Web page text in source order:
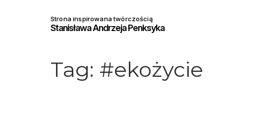
Strona inspirowana twórczością
Stanisława Andrzeja Penksyka
Tag: #ekożycie